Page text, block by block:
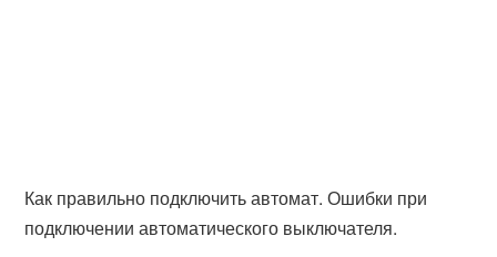
Как правильно подключить автомат. Ошибки при
подключении автоматического выключателя.